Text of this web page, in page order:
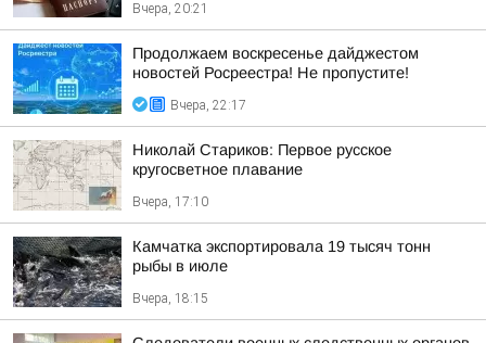
Вчера, 20:21
Продолжаем воскресенье дайджестом
новостей Росреестра! Не пропустите!
Вчера, 22:17
Николай Стариков: Первое русское
кругосветное плавание
Вчера, 17:10
Камчатка экспортировала 19 тысяч тонн
рыбы в июле
Вчера, 18:15